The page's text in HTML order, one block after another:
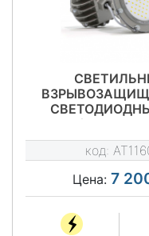
ДСП-33/22-
СЕРИЯ
код:
Цена: 7